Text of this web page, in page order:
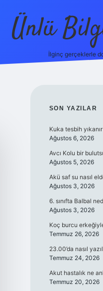
Ünlü
İlginç gerçeklerle
SON YAZILAR
Kuka tesbih yıkanır
Ağustos 6, 2026
Avcı Kolu bir
Ağustos 5, 2026
Akü saf su nasıl
Ağustos 3, 2026
6. sınıfta Balbal
Ağustos 3, 2026
Koç burcu
Temmuz 26, 2026
23.00’da nasıl
Temmuz 24, 2026
Akut hastalık ne
Temmuz 20, 2026